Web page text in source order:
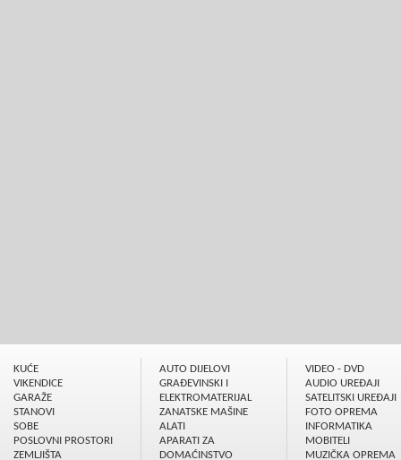
KUĆE
VIKENDICE
GARAŽE
STANOVI
SOBE
POSLOVNI PROSTORI
ZEMLJIŠTA
AUTO DIJELOVI
GRAÐEVINSKI I
ELEKTROMATERIJAL
ZANATSKE MAŠINE
ALATI
APARATI ZA
DOMAĆINSTVO
VIDEO - DVD
AUDIO UREÐAJI
SATELITSKI UREÐAJI
FOTO OPREMA
INFORMATIKA
MOBITELI
MUZIČKA OPREMA